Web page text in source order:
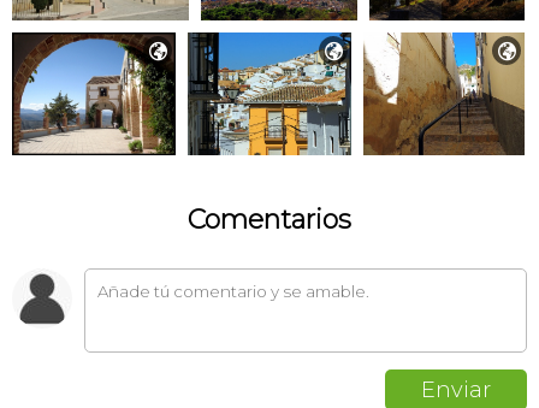
  
Comentarios